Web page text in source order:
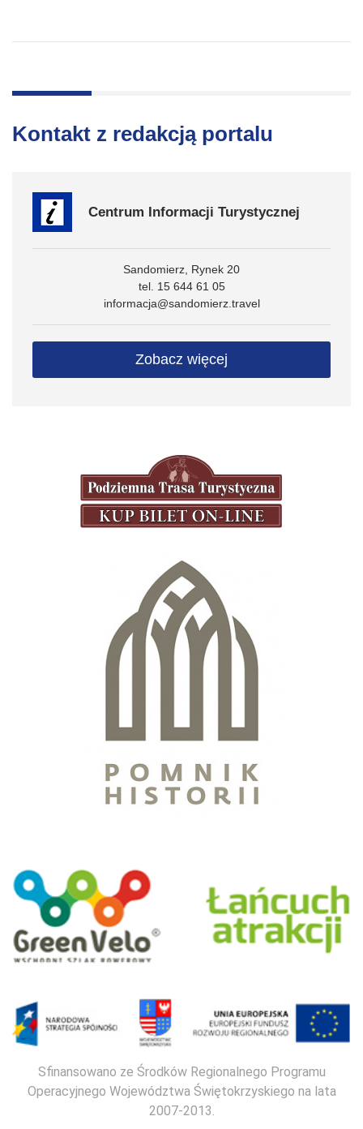
Kontakt z redakcją portalu
Centrum Informacji Turystycznej
Sandomierz, Rynek 20
tel. 15 644 61 05
informacja@sandomierz.travel
Zobacz więcej
Sfinansowano ze Środków Regionalnego Programu
Operacyjnego Województwa Świętokrzyskiego na lata
2007-2013.